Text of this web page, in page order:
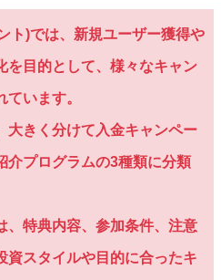
ト)では、新規ユーザー獲得や
を目的として、様々なキャン
います。
大きく分けて入金キャンペー
介プログラムの3種類に分類
、特典内容、参加条件、注意
資スタイルや目的に合ったキ